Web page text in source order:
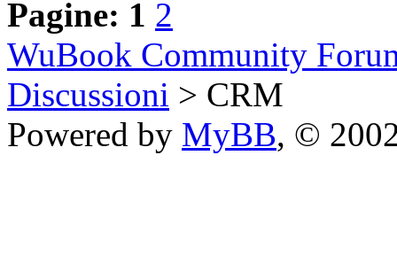
Pagine: 1 2
WuBook Community
Discussioni > CRM
Powered by MyBB, ©